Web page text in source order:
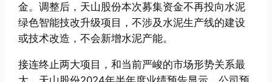
金。调整后，天山股份本次募集资金不再投向水泥
绿色智能技改升级项目，不涉及水泥生产线的建设
或技术改造，不会新增水泥产能。
接连终止两大项目，和当前严峻的市场形势关系最